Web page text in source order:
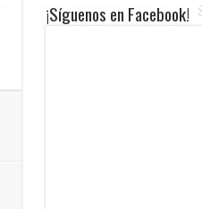
¡Síguenos en Facebook!